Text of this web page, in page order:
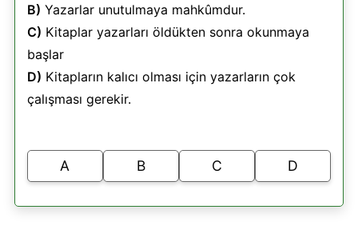
B) Yazarlar unutulmaya mahkûmdur.
C) Kitaplar yazarları öldükten sonra okunmaya
başlar
D) Kitapların kalıcı olması için yazarların çok
çalışması gerekir.
A B C D